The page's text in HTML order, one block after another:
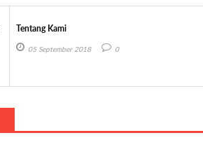
Tentang Kami
05 September 2018 0